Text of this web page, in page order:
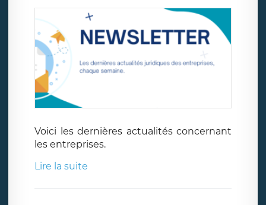
Voici les dernières actualités concernant
les entreprises.
Lire la suite